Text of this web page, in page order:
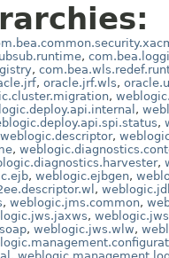
,
,
, oracle.jrf.wls,
,
,
,
weblogic.descriptor,
,
,
, weblogic.ejbgen,
,
, weblogic.jms.common,
,
, weblogic.jws.wlw,